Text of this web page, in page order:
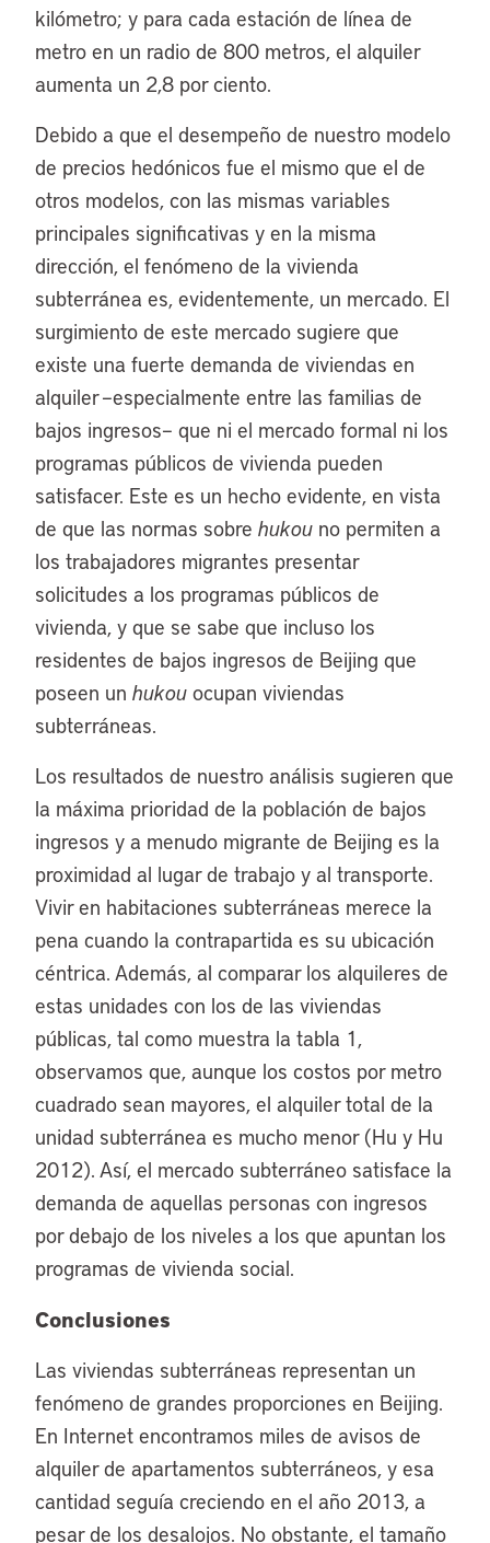
kilómetro; y para cada estación de línea de
metro en un radio de 800 metros, el alquiler
aumenta un 2,8 por ciento.
Debido a que el desempeño de nuestro modelo
de precios hedónicos fue el mismo que el de
otros modelos, con las mismas variables
principales significativas y en la misma
dirección, el fenómeno de la vivienda
subterránea es, evidentemente, un mercado. El
surgimiento de este mercado sugiere que
existe una fuerte demanda de viviendas en
alquiler –especialmente entre las familias de
bajos ingresos– que ni el mercado formal ni los
programas públicos de vivienda pueden
satisfacer. Este es un hecho evidente, en vista
de que las normas sobre hukou no permiten a
los trabajadores migrantes presentar
solicitudes a los programas públicos de
vivienda, y que se sabe que incluso los
residentes de bajos ingresos de Beijing que
poseen un hukou ocupan viviendas
subterráneas.
Los resultados de nuestro análisis sugieren que
la máxima prioridad de la población de bajos
ingresos y a menudo migrante de Beijing es la
proximidad al lugar de trabajo y al transporte.
Vivir en habitaciones subterráneas merece la
pena cuando la contrapartida es su ubicación
céntrica. Además, al comparar los alquileres de
estas unidades con los de las viviendas
públicas, tal como muestra la tabla 1,
observamos que, aunque los costos por metro
cuadrado sean mayores, el alquiler total de la
unidad subterránea es mucho menor (Hu y Hu
2012). Así, el mercado subterráneo satisface la
demanda de aquellas personas con ingresos
por debajo de los niveles a los que apuntan los
programas de vivienda social.
Conclusiones
Las viviendas subterráneas representan un
fenómeno de grandes proporciones en Beijing.
En Internet encontramos miles de avisos de
alquiler de apartamentos subterráneos, y esa
cantidad seguía creciendo en el año 2013, a
pesar de los desalojos. No obstante, el tamaño